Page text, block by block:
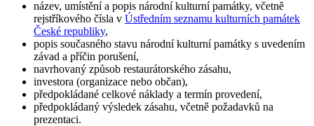
název, umístění a popis národní kulturní památky, včetně
rejstříkového čísla v Ústředním seznamu kulturních památek
České republiky,
popis současného stavu národní kulturní památky s uvedením
závad a příčin porušení,
navrhovaný způsob restaurátorského zásahu,
investora (organizace nebo občan),
předpokládané celkové náklady a termín provedení,
předpokládaný výsledek zásahu, včetně požadavků na
prezentaci.